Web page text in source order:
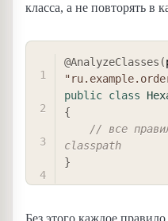
класса, а не повторять в
@AnalyzeClasses (
public class
{
// все
classpath
}
Без этого каждое